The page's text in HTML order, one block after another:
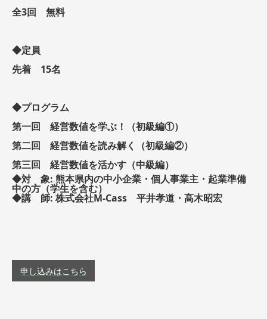
全3回 無料
◆定員
先着 15名
◆プログラム
第一回 経営数値を学ぶ！（初級編①）
第二回 経営数値を読み解く（初級編②）
第三回 経営数値を活かす（中級編）
◆対 象: 熊本県内の中小企業・個人事業主・起業準備
中の方（学生を含む）
◆講 師: 株式会社M-Cass 平井孝道・髙木昭宏
申し込みはこちら